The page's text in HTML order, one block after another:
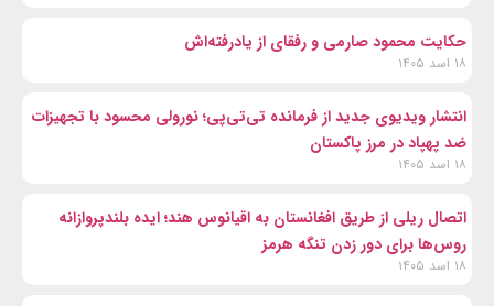
حکایت محمود صارمی و رفقای از یادرفته‌اش
۱۸ اسد ۱۴۰۵
انتشار ویدیوی جدید از فرمانده تی‌تی‌پی؛ نورولی محسود با تجهیزات
ضد پهپاد در مرز پاکستان
۱۸ اسد ۱۴۰۵
اتصال ریلی از طریق افغانستان به اقیانوس هند؛ ایده بلندپروازانه
روس‌ها برای دور زدن تنگه هرمز
۱۸ اسد ۱۴۰۵